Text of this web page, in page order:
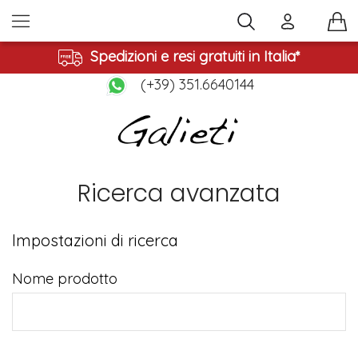
Spedizioni e resi gratuiti in Italia*
(+39) 351.6640144
Ricerca avanzata
Impostazioni di ricerca
Nome prodotto